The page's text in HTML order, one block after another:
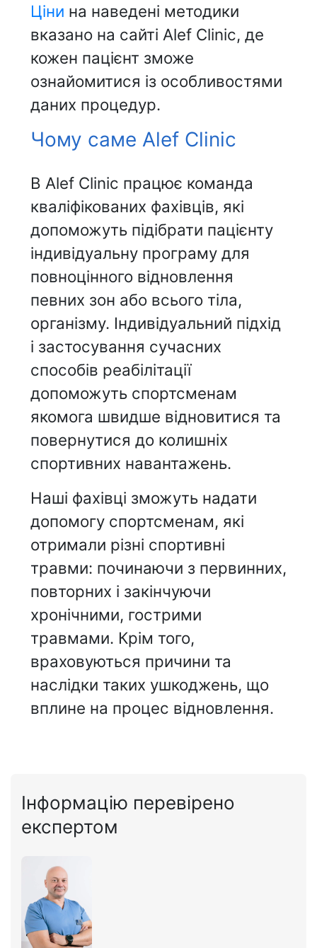
Ціни на наведені методики
вказано на сайті Alef Clinic, де
кожен пацієнт зможе
ознайомитися із особливостями
даних процедур.
Чому саме Alef Clinic
В Alef Clinic працює команда
кваліфікованих фахівців, які
допоможуть підібрати пацієнту
індивідуальну програму для
повноцінного відновлення
певних зон або всього тіла,
організму. Індивідуальний підхід
і застосування сучасних
способів реабілітації
допоможуть спортсменам
якомога швидше відновитися та
повернутися до колишніх
спортивних навантажень.
Наші фахівці зможуть надати
допомогу спортсменам, які
отримали різні спортивні
травми: починаючи з первинних,
повторних і закінчуючи
хронічними, гострими
травмами. Крім того,
враховуються причини та
наслідки таких ушкоджень, що
вплине на процес відновлення.
Інформацію перевірено
експертом